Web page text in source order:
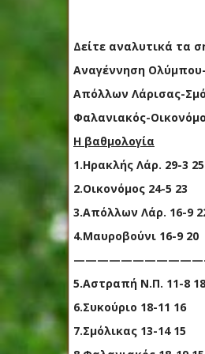
Δείτε αναλυτικά τα
Αναγέννηση
Απόλλων Λάρισας-
Φαλανιακός-
H βαθμολογία
1.Ηρακλής Λάρ. 29-3 25
2.Οικονόμος 24-5 23
3.Απόλλων Λάρ. 16-9
4.Μαυροβούνι 16-9 20
5.Αστραπή Ν.Π. 11-8 18
6.Συκούριο 18-11 16
7.Σμόλικας 13-14 15